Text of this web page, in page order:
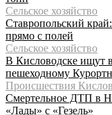
Сельское хозяйство
Ставропольский
прямо с полей
Сельское хозяйство
В Кисловодске ищут
пешеходному
Происшествия
Смертельное ДТП в
«Лады» с «Гезель»